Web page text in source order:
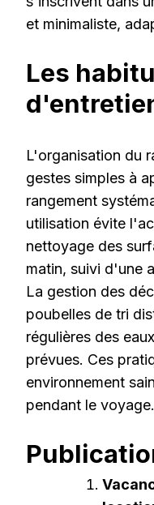
et minimaliste,
Les
L'organisation du
gestes simples à
rangement
utilisation évite
nettoyage des
matin, suivi d'une
La gestion des
poubelles de tri
régulières des
prévues. Ces
environnement
pendant le voyage.